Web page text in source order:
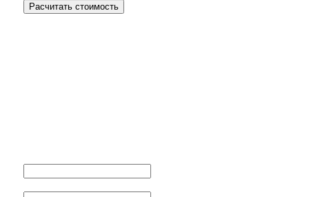
Расчитать стоимость